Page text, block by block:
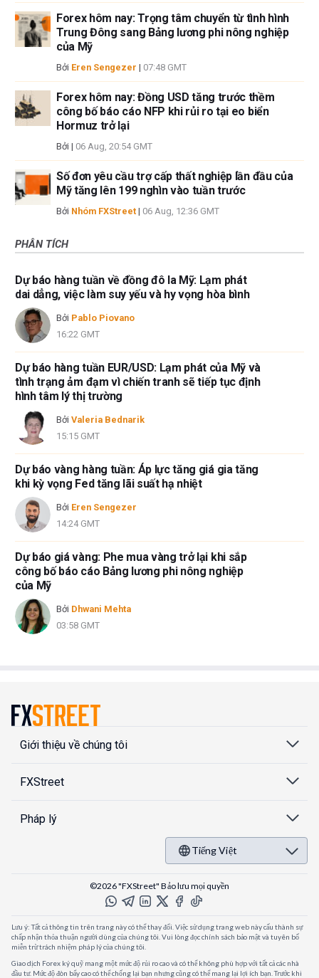
Forex hôm nay: Trọng tâm chuyển từ tình hình
Trung Đông sang Bảng lương phi nông nghiệp
của Mỹ
Bởi Eren Sengezer | 07:48 GMT
Forex hôm nay: Đồng USD tăng trước thềm
công bố báo cáo NFP khi rủi ro tại eo biển
Hormuz trở lại
Bởi | 06 Aug, 20:54 GMT
Số đơn yêu cầu trợ cấp thất nghiệp lần đầu của
Mỹ tăng lên 199 nghìn vào tuần trước
Bởi Nhóm FXStreet | 06 Aug, 12:36 GMT
PHÂN TÍCH
Dự báo hàng tuần về đồng đô la Mỹ: Lạm phát
dai dẳng, việc làm suy yếu và hy vọng hòa bình
Bởi Pablo Piovano
16:22 GMT
Dự báo hàng tuần EUR/USD: Lạm phát của Mỹ và
tình trạng ảm đạm vì chiến tranh sẽ tiếp tục định
hình tâm lý thị trường
Bởi Valeria Bednarik
15:15 GMT
Dự báo vàng hàng tuần: Áp lực tăng giá gia tăng
khi kỳ vọng Fed tăng lãi suất hạ nhiệt
Bởi Eren Sengezer
14:24 GMT
Dự báo giá vàng: Phe mua vàng trở lại khi sắp
công bố báo cáo Bảng lương phi nông nghiệp
của Mỹ
Bởi Dhwani Mehta
03:58 GMT
Giới thiệu về chúng tôi
FXStreet
Pháp lý
Tiếng Việt
©2026 "FXStreet" Bảo lưu mọi quyền
Lưu ý: Tất cả thông tin trên trang này có thể thay đổi. Việc sử dụng trang web này cấu thành sự
chấp nhận thỏa thuận người dùng của chúng tôi. Vui lòng đọc chính sách bảo mật và tuyên bố
miễn trừ trách nhiệm pháp lý của chúng tôi.
Giao dịch Forex ký quỹ mang một mức độ rủi ro cao và có thể không phù hợp với tất cả các nhà
đầu tư. Mức độ đòn bẩy cao có thể chống lại bạn nhưng cũng có thể mang lại lợi ích bạn. Trước khi